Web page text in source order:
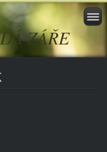
ZÁŘE